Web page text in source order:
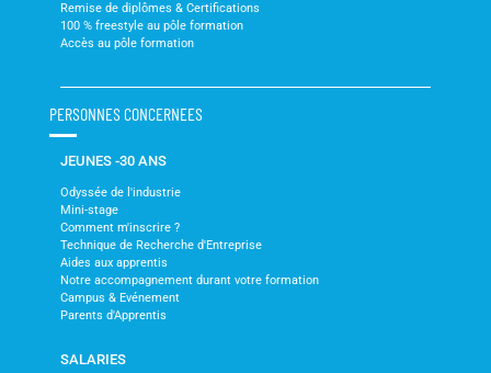
Remise de diplômes & Certifications
100 % freestyle au pôle formation
Accès au pôle formation
PERSONNES CONCERNEES
JEUNES -30 ANS
Odyssée de l'industrie
Mini-stage
Comment m'inscrire ?
Technique de Recherche d'Entreprise
Aides aux apprentis
Notre accompagnement durant votre formation
Campus & Evénement
Parents d'Apprentis
SALARIES